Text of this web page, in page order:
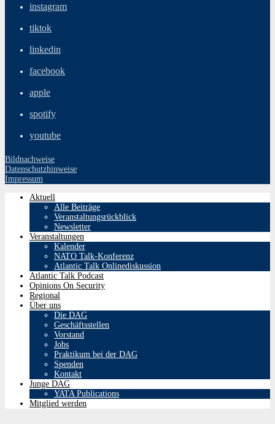
instagram
tiktok
linkedin
facebook
apple
spotify
youtube
Bildnachweise
Datenschutzhinweise
Impressum
Aktuell
Alle Beiträge
Veranstaltungsrückblick
Newsletter
Veranstaltungen
Kalender
NATO Talk-Konferenz
Atlantic Talk Onlinediskussion
Atlantic Talk Podcast
Opinions On Security
Regional
Über uns
Die DAG
Geschäftsstellen
Vorstand
Jobs
Praktikum bei der DAG
Spenden
Kontakt
Junge DAG
YATA Publications
Mitglied werden